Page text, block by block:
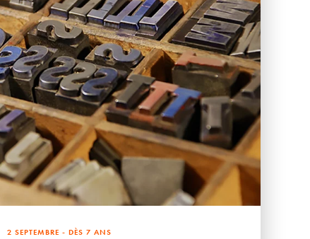
2 SEPTEMBRE - DÈS 7 ANS